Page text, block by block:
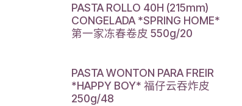
PASTA ROLLO 40H (215mm)
CONGELADA *SPRING HOME*
第一家冻春卷皮 550g/20
PASTA WONTON PARA FREIR
*HAPPY BOY* 福仔云吞炸皮
250g/48